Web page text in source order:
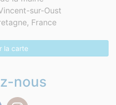
sur-Oust
France
la carte
nous